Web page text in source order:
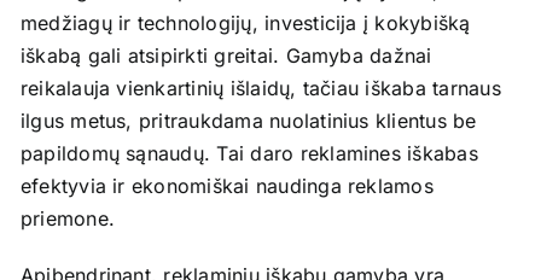
medžiagų ir technologijų, investicija į kokybišką
iškabą gali atsipirkti greitai. Gamyba dažnai
reikalauja vienkartinių išlaidų, tačiau iškaba tarnaus
ilgus metus, pritraukdama nuolatinius klientus be
papildomų sąnaudų. Tai daro reklamines iškabas
efektyvia ir ekonomiškai naudinga reklamos
priemone.